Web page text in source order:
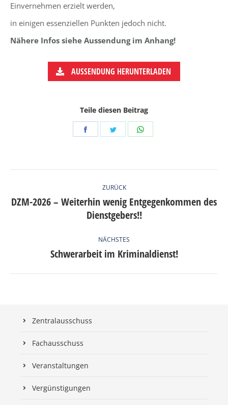
Einvernehmen erzielt werden,
in einigen essenziellen Punkten jedoch nicht.
Nähere Infos siehe Aussendung im Anhang!
AUSSENDUNG HERUNTERLADEN
Teile diesen Beitrag
Share
Share
KOMMENTARNAVIGATION
ZURÜCK
Vorheriger
Beitrag:
DZM-2026 – Weiterhin wenig Entgegenkommen des
Dienstgebers!!
NÄCHSTES
Nächster
Schwerarbeit im Kriminaldienst!
Zentralausschuss
Fachausschuss
Veranstaltungen
Vergünstigungen